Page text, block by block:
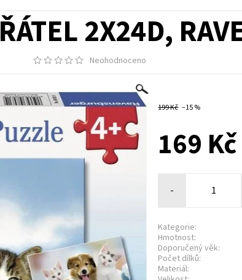
2X24D,
Neohodnoceno
199 Kč –15 %
169 Kč
-
Kategorie:
Hmotnost:
Doporučený věk:
Počet dílků:
Materiál: